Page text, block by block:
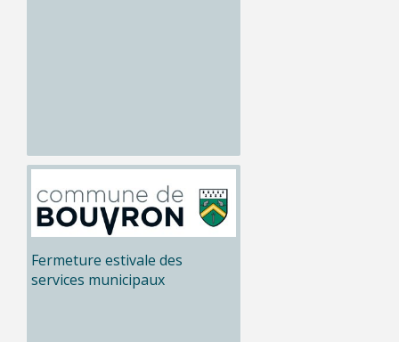
Fermeture estivale des
services municipaux